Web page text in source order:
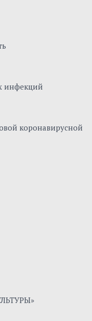
инфекций
коронавирусной